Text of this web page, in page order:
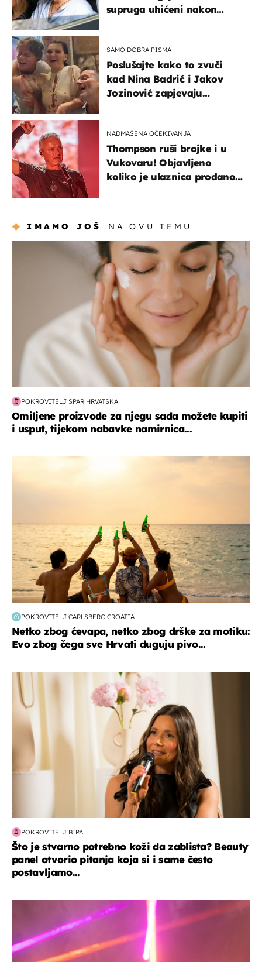
supruga uhićeni nakon
SAMO DOBRA PISMA
Poslušajte kako to zvuči
kad Nina Badrić i Jakov
Jozinović zapjevaju
NADMAŠENA OČEKIVANJA
Thompson ruši brojke i u
Vukovaru! Objavljeno
koliko je ulaznica prodano
IMAMO JOŠ NA OVU TEMU
moda & ljepota
POKROVITELJ SPAR HRVATSKA
Omiljene proizvode za njegu sada možete kupiti
i usput, tijekom nabavke namirnica...
POKROVITELJ CARLSBERG CROATIA
Netko zbog ćevapa, netko zbog drške za motiku:
Evo zbog čega sve Hrvati duguju pivo...
moda & ljepota
POKROVITELJ BIPA
Što je stvarno potrebno koži da zablista? Beauty
panel otvorio pitanja koja si i same često
postavljamo...